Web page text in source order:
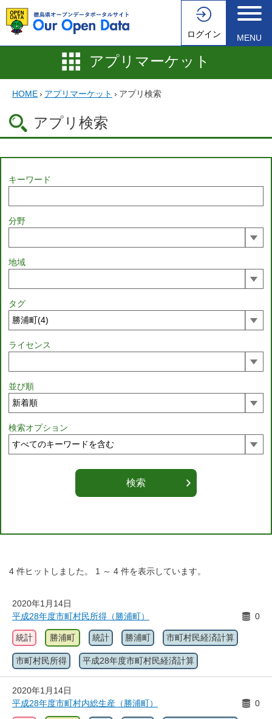
ログイン MENU
アプリマーケット
HOME› アプリマーケット › アプリ検索
アプリ検索
キーワード
分野
地域
タグ
ライセンス
並び順
検索オプション
4 件ヒットしました。 1 ～ 4 件を表示しています。
2020年1月14日
平成28年度市町村民所得（勝浦町）
0
統計 勝浦町 統計 勝浦町 市町村民経済計算
市町村民所得 平成28年度市町村民経済計算
2020年1月14日
平成28年度市町村内総生産（勝浦町）
0